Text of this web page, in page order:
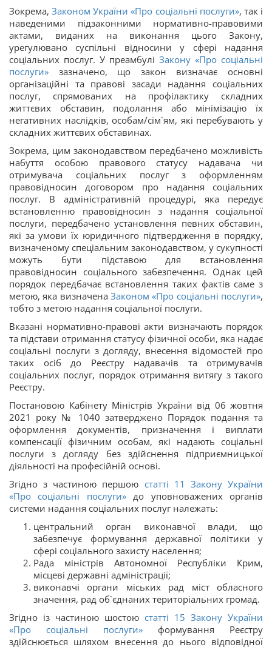
Зокрема,Законом України «Про соціальні послуги», так і
наведеними підзаконними нормативно-правовими
актами, виданих на виконання цього Закону,
урегулювано суспільні відносини у сфері надання
соціальних послуг. У преамбулі Закону «Про соціальні
послуги» зазначено, що закон визначає основні
організаційні та правові засади надання соціальних
послуг, спрямованих на профілактику складних
життєвих обставин, подолання або мінімізацію їх
негативних наслідків, особам/сім`ям, які перебувають у
складних життєвих обставинах.
Зокрема, цим законодавством передбачено можливість
набуття особою правового статусу надавача чи
отримувача соціальних послуг з оформленням
правовідносин договором про надання соціальних
послуг. В адміністративній процедурі, яка передує
встановленню правовідносин з надання соціальної
послуги, передбачено установлення певних обставин,
які за умови їх юридичного підтвердження в порядку,
визначеному спеціальним законодавством, у сукупності
можуть бути підставою для встановлення
правовідносин соціального забезпечення. Однак цей
порядок передбачає встановлення таких фактів саме з
метою, яка визначена Законом «Про соціальні послуги»,
тобто з метою надання соціальної послуги.
Вказані нормативно-правові акти визначають порядок
та підстави отримання статусу фізичної особи, яка надає
соціальні послуги з догляду, внесення відомостей про
таких осіб до Реєстру надавачів та отримувачів
соціальних послуг, порядок отримання витягу з такого
Реєстру.
Постановою Кабінету Міністрів України від 06 жовтня
2021 року № 1040 затверджено Порядок подання та
оформлення документів, призначення і виплати
компенсації фізичним особам, які надають соціальні
послуги з догляду без здійснення підприємницької
діяльності на професійній основі.
Згідно з частиною першою статті 11 Закону України
«Про соціальні послуги»до уповноважених органів
системи надання соціальних послуг належать:
центральний орган виконавчої влади, що
забезпечує формування державної політики у
сфері соціального захисту населення;
Рада міністрів Автономної Республіки Крим,
місцеві державні адміністрації;
виконавчі органи міських рад міст обласного
значення, рад об`єднаних територіальних громад.
Згідно із частиною шостою статті 15 Закону України
«Про соціальні послуги» формування Реєстру
здійснюється шляхом внесення до нього відповідної